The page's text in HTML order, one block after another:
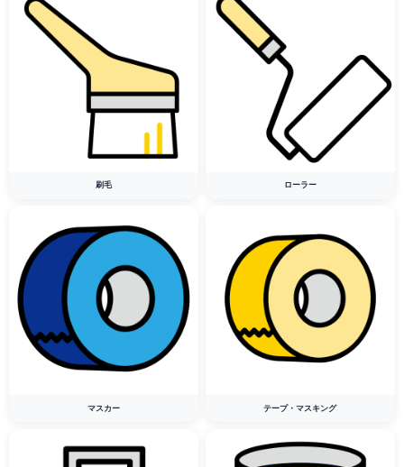
刷毛 ローラー
マスカー テープ・マスキング